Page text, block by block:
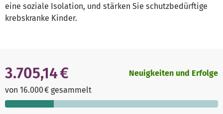
eine soziale Isolation, und stärken Sie schutzbedürftige
krebskranke Kinder.
3.705,14 €
von 16.000 € gesammelt
Neuigkeiten und Erfolge